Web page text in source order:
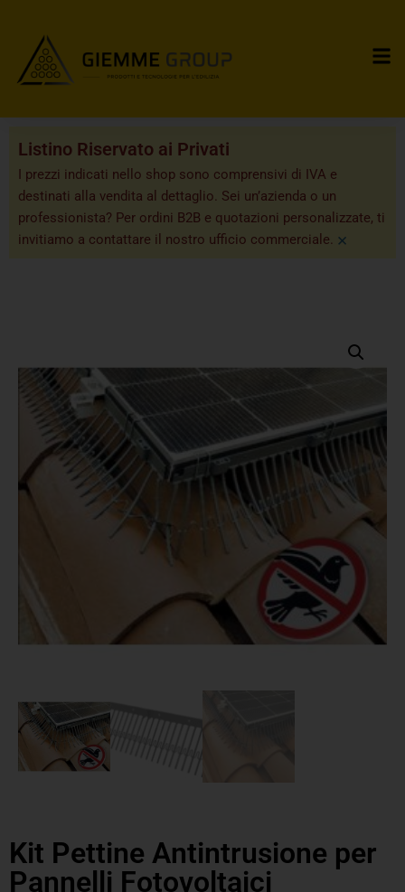
Listino Riservato ai Privati
I prezzi indicati nello shop sono comprensivi di IVA e
destinati alla vendita al dettaglio. Sei un’azienda o un
professionista? Per ordini B2B e quotazioni personalizzate, ti
invitiamo a contattare il nostro ufficio commerciale. ×
Kit Pettine Antintrusione per
Pannelli Fotovoltaici